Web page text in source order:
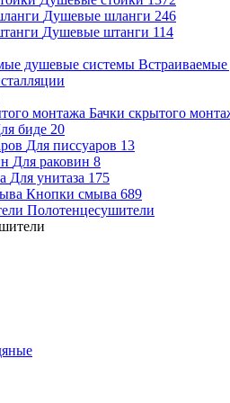
Душевые шланги 246
Душевые штанги 114
Бачки скрытого
биде 20
Для писсуаров 13
Для раковин 8
Для унитаза 175
Кнопки смыва 689
Полотенцесушители